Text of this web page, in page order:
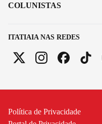
ITATIAIA NAS REDES
COLUNISTAS
Política de Privacidade